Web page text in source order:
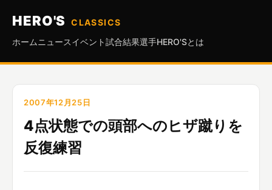
HERO'S
CLASSICS
ホーム ニュースイベント試合結果選手HERO'Sとは
2007年12月25日
4点状態での頭部へのヒザ蹴りを
反復練習